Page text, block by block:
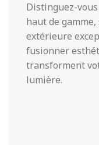
Distinguez-
haut de
extérieure
fusionner
transforment
lumière.